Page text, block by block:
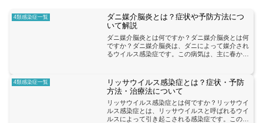
4類感染症一覧
ダニ媒介脳炎とは？症状や予防方法につ
いて解説
ダニ媒介脳炎とは何ですか？ダニ媒介脳炎とは何
ですか？ダニ媒介脳炎は、ダニによって媒介され
るウイルス感染症です。この病気は、主に春から
移って吸血することで...
4類感染症一覧
リッサウイルス感染症とは？症状・予防
方法・治療法について
リッサウイルス感染症とは何ですか？リッサウイ
ルス感染症とは、リッサウイルスと呼ばれるウイ
ルスによって引き起こされる感染症です。このウ